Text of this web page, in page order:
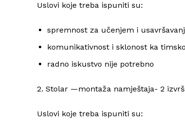
Uslovi koje treba ispuniti su:
spremnost za učenjem i
komunikativnost i sklonost ka
radno iskustvo nije potrebno
2. Stolar —montaža namještaja- 2
Uslovi koje treba ispuniti su: